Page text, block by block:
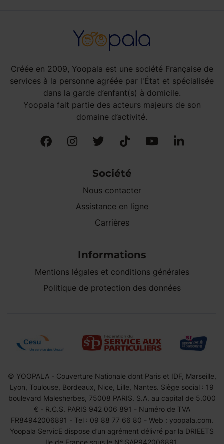
Créée en 2009, Yoopala est une société Française de
services à la personne agréée par l'État et spécialisée
dans la garde d’enfant(s) à domicile.
Yoopala fait partie des acteurs majeurs de son
domaine d’activité.
Société
Nous contacter
Assistance en ligne
Carrières
Informations
Mentions légales et conditions générales
Politique de protection des données
© YOOPALA - Couverture Nationale dont Paris et IDF, Marseille,
Lyon, Toulouse, Bordeaux, Nice, Lille, Nantes. Siège social : 19
boulevard Malesherbes, 75008 PARIS. S.A. au capital de 5.000
€ - R.C.S. PARIS 942 006 891 - Numéro de TVA
FR84942006891 - Tel : 09 88 77 66 80 - Web : yoopala.com.
Yoopala ServicE dispose d’un agrément délivré par la DRIEETS
Ile de France sous le N° SAP942006891.